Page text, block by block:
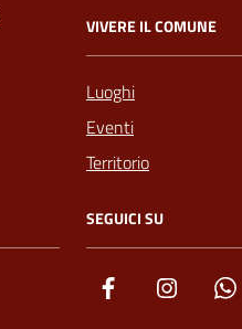
VIVERE IL COMUNE
Luoghi
Eventi
Territorio
SEGUICI SU
Facebook Instagram